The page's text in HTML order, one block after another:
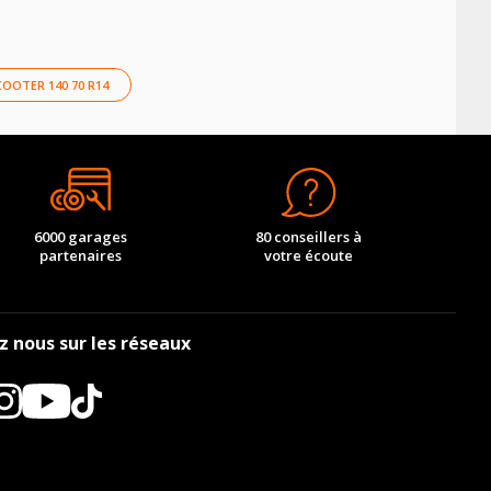
pneus. Si ce n’est pas le cas, vous pouvez
maxi-scooters.
140 70 R14
6000 garages
partenaires
80 conseillers à
votre écoute
nous sur les réseaux